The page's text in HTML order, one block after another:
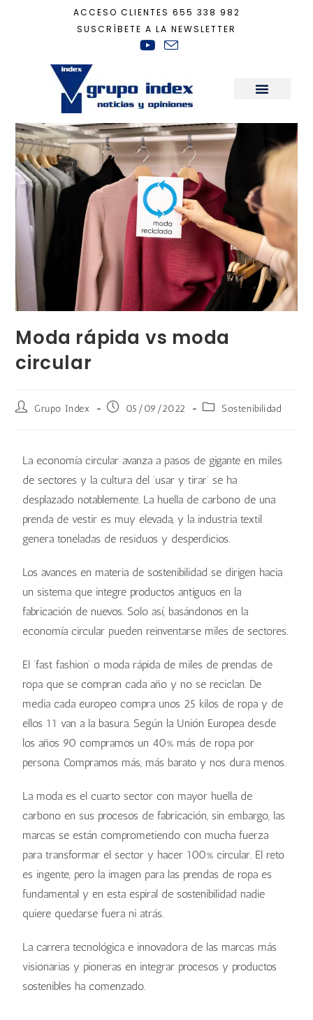
ACCESO CLIENTES 655 338 982
SUSCRÍBETE A LA NEWSLETTER
Sostenibilidad
Moda rápida vs moda
circular
Grupo Index 05/09/2022 Sostenibilidad
La economía circular avanza a pasos de gigante en miles
de sectores y la cultura del ‘usar y tirar’ se ha
desplazado notablemente. La huella de carbono de una
prenda de vestir es muy elevada, y la industria textil
genera toneladas de residuos y desperdicios.
Los avances en materia de sostenibilidad se dirigen hacia
un sistema que integre productos antiguos en la
fabricación de nuevos. Solo así, basándonos en la
economía circular pueden reinventarse miles de sectores.
El ‘fast fashion’ o moda rápida de miles de prendas de
ropa que se compran cada año y no se reciclan. De
media cada europeo compra unos 25 kilos de ropa y de
ellos 11 van a la basura. Según la Unión Europea desde
los años 90 compramos un 40% más de ropa por
persona. Compramos más, más barato y nos dura menos.
La moda es el cuarto sector con mayor huella de
carbono en sus procesos de fabricación, sin embargo, las
marcas se están comprometiendo con mucha fuerza
para transformar el sector y hacer 100% circular. El reto
es ingente, pero la imagen para las prendas de ropa es
fundamental y en esta espiral de sostenibilidad nadie
quiere quedarse fuera ni atrás.
La carrera tecnológica e innovadora de las marcas más
visionarias y pioneras en integrar procesos y productos
sostenibles ha comenzado.